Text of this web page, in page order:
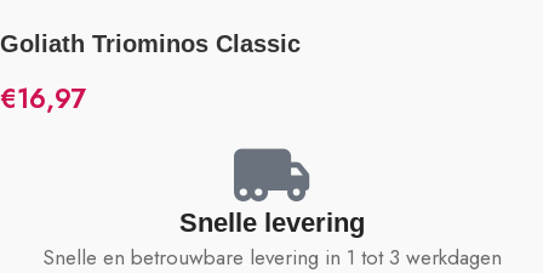
Goliath Triominos Classic
€16,97
Snelle levering
Snelle en betrouwbare levering in 1 tot 3 werkdagen